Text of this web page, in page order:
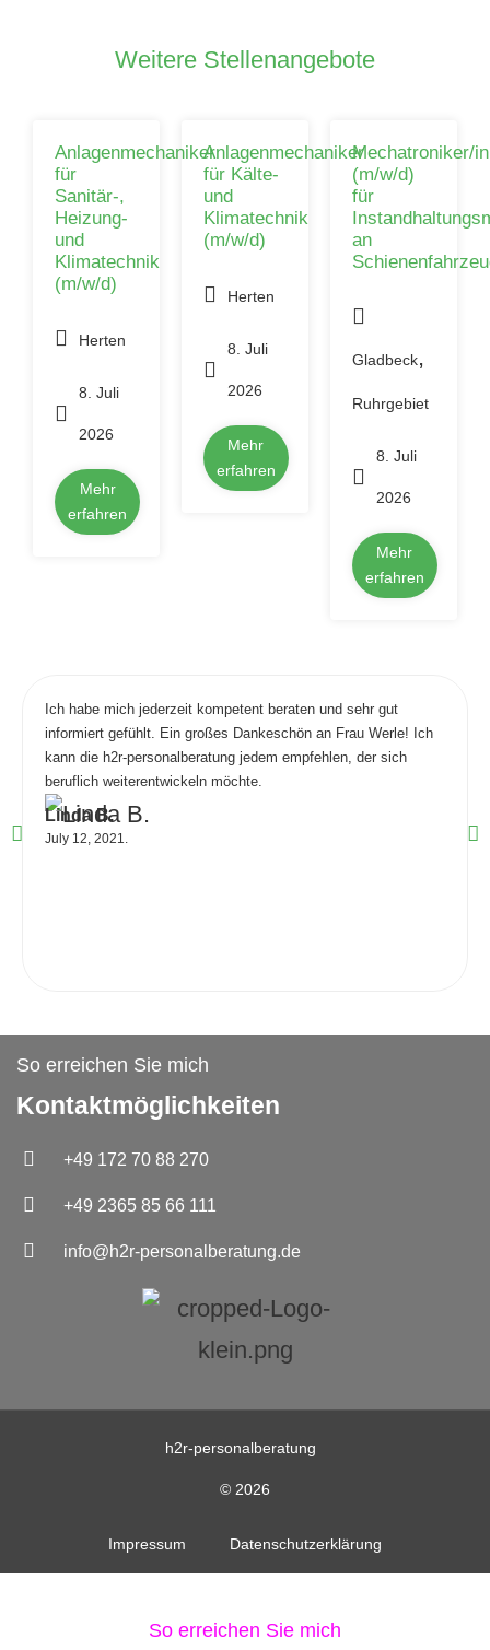
Weitere Stellenangebote
Anlagenmechaniker
für
Sanitär-,
Heizung-
und
Klimatechnik
(m/w/d)
Herten
8. Juli
2026
Mehr
erfahren
Anlagenmechaniker
für Kälte-
und
Klimatechnik
(m/w/d)
Herten
8. Juli
2026
Mehr
erfahren
Mechatroniker/in
(m/w/d)
für
an
Gladbeck,
Ruhrgebiet
8. Juli
2026
Mehr
erfahren
Ich habe mich jederzeit kompetent beraten und sehr gut
informiert gefühlt. Ein großes Dankeschön an Frau Werle! Ich
kann die h2r-personalberatung jedem empfehlen, der sich
beruflich weiterentwickeln möchte.
Linda B.
July 12, 2021.
So erreichen Sie mich
Kontaktmöglichkeiten
+49 172 70 88 270
+49 2365 85 66 111
info@h2r-personalberatung.de
h2r-personalberatung
© 2026
Impressum Datenschutzerklärung
So erreichen Sie mich